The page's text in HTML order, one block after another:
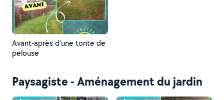
Avant-après d'une tonte de
pelouse
Paysagiste - Aménagement du jardin